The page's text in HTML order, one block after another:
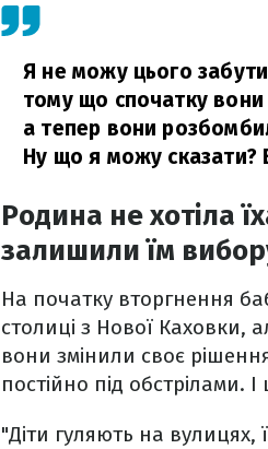
Я не можу цього
тому що спочатку
а тепер вони
Ну що я можу
Родина не хотіла
залишили їм
На початку вторгнення
столиці з Нової Каховки,
вони змінили своє
постійно під обстрілами.
"Діти гуляють на